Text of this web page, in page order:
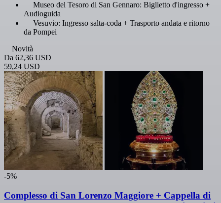
Museo del Tesoro di San Gennaro: Biglietto d'ingresso +
Audioguida
Vesuvio: Ingresso salta-coda + Trasporto andata e ritorno
da Pompei
Novità
Da 62,36 USD
59,24 USD
-5%
Complesso di San Lorenzo Maggiore + Cappella di